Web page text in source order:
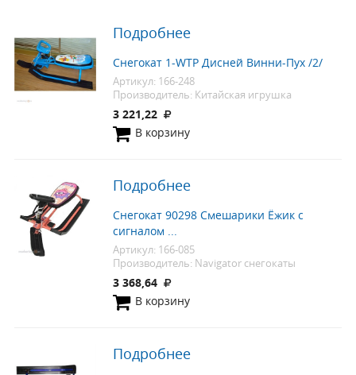
Подробнее
Снегокат 1-WTP Дисней Винни-Пух /2/
Артикул: 166-248
Производитель: Китайская игрушка
3 221,22
В корзину
Подробнее
Снегокат 90298 Смешарики Ёжик с
сигналом ...
Артикул: 166-085
Производитель: Navigator снегокаты
3 368,64
В корзину
Подробнее